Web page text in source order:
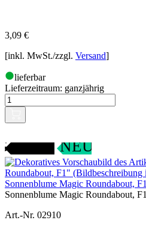
3,09 €
[inkl. MwSt./zzgl. Versand]
lieferbar
Lieferzeitraum: ganzjährig
NEU
Sonnenblume Magic Roundabout, F1
Sonnenblume Magic Roundabout, F1
Art.-Nr. 02910